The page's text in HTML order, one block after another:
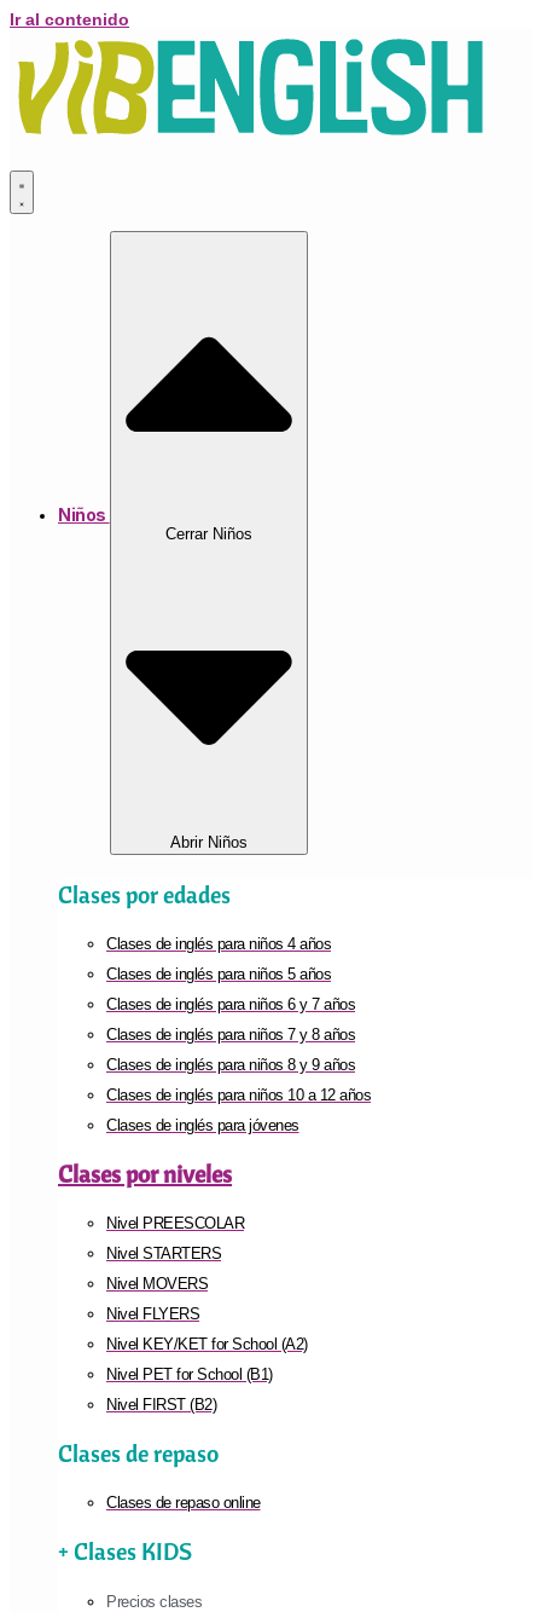
Ir al contenido
Niños
Cerrar Niños
Abrir Niños
Clases por edades
Clases de inglés para niños 4 años
Clases de inglés para niños 5 años
Clases de inglés para niños 6 y 7 años
Clases de inglés para niños 7 y 8 años
Clases de inglés para niños 8 y 9 años
Clases de inglés para niños 10 a 12 años
Clases de inglés para jóvenes
Clases por niveles
Nivel PREESCOLAR
Nivel STARTERS
Nivel MOVERS
Nivel FLYERS
Nivel KEY/KET for School (A2)
Nivel PET for School (B1)
Nivel FIRST (B2)
Clases de repaso
Clases de repaso online
+ Clases KIDS
Precios clases